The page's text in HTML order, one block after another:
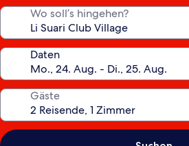
Wo soll’s hingehen?
Daten
Gäste